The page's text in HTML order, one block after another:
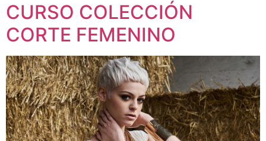
CURSO COLECCIÓN
CORTE FEMENINO